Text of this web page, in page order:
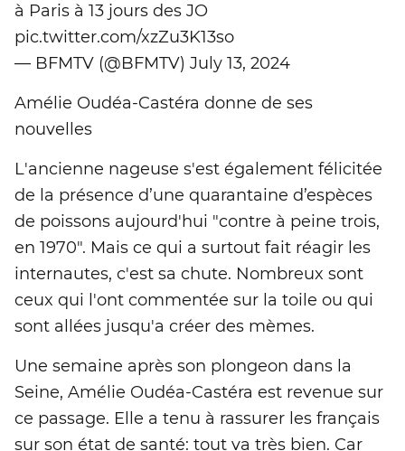
à Paris à 13 jours des JO
pic.twitter.com/xzZu3K13so
— BFMTV (@BFMTV) July 13, 2024
Amélie Oudéa-Castéra donne de ses
nouvelles
L'ancienne nageuse s'est également félicitée
de la présence d’une quarantaine d’espèces
de poissons aujourd'hui "contre à peine trois,
en 1970". Mais ce qui a surtout fait réagir les
internautes, c'est sa chute. Nombreux sont
ceux qui l'ont commentée sur la toile ou qui
sont allées jusqu'a créer des mèmes.
Une semaine après son plongeon dans la
Seine, Amélie Oudéa-Castéra est revenue sur
ce passage. Elle a tenu à rassurer les français
sur son état de santé: tout va très bien. Car